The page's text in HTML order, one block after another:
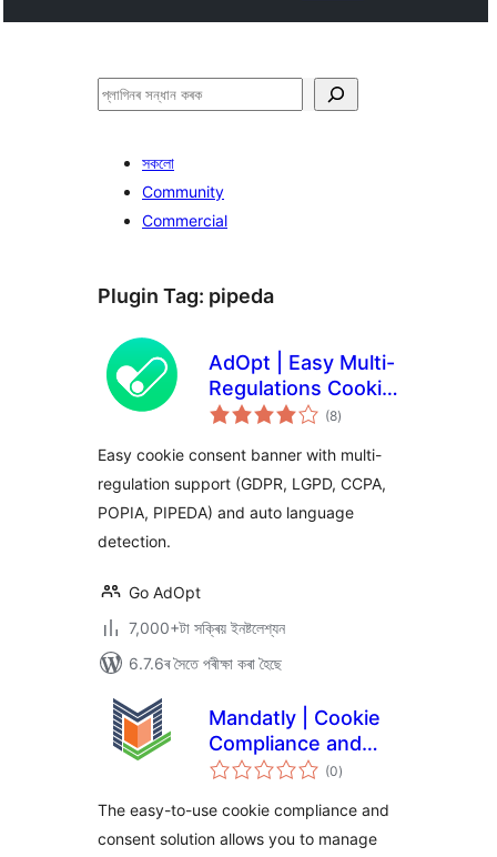
সন্ধান
সকলো
Community
Commercial
Plugin Tag: pipeda
AdOpt | Easy Multi-
Regulations Cookie
Banner.
(8টা
মুঠ)
Easy cookie consent banner with multi-
regulation support (GDPR, LGPD, CCPA,
POPIA, PIPEDA) and auto language
detection.
Go AdOpt
7,000+টা সক্ৰিয় ইনষ্টলেশ্যন
6.7.6ৰ সৈতে পৰীক্ষা কৰা হৈছে
Mandatly | Cookie
Compliance and
Consent solution
(0টা
মুঠ)
The easy-to-use cookie compliance and
consent solution allows you to manage